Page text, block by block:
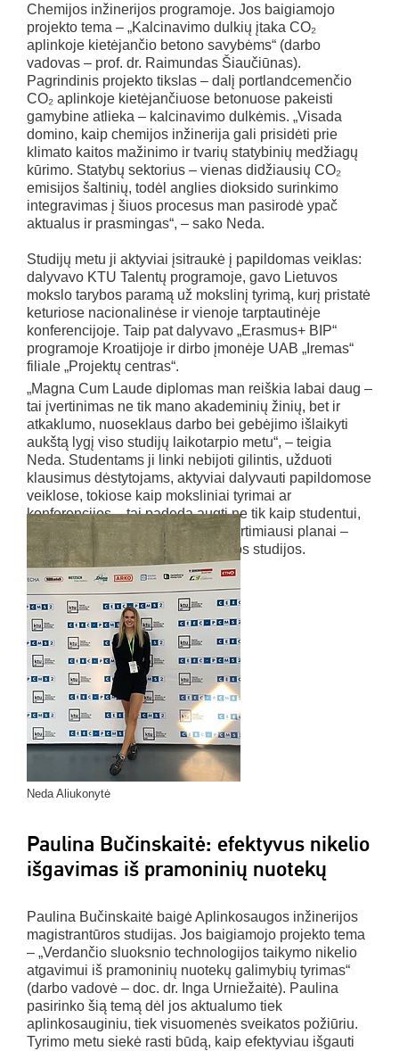
Chemijos inžinerijos programoje. Jos baigiamojo
projekto tema – „Kalcinavimo dulkių įtaka CO₂
aplinkoje kietėjančio betono savybėms“ (darbo
vadovas – prof. dr. Raimundas Šiaučiūnas).
Pagrindinis projekto tikslas – dalį portlandcemenčio
CO₂ aplinkoje kietėjančiuose betonuose pakeisti
gamybine atlieka – kalcinavimo dulkėmis. „Visada
domino, kaip chemijos inžinerija gali prisidėti prie
klimato kaitos mažinimo ir tvarių statybinių medžiagų
kūrimo. Statybų sektorius – vienas didžiausių CO₂
emisijos šaltinių, todėl anglies dioksido surinkimo
integravimas į šiuos procesus man pasirodė ypač
aktualus ir prasmingas“, – sako Neda.
Studijų metu ji aktyviai įsitraukė į papildomas veiklas:
dalyvavo KTU Talentų programoje, gavo Lietuvos
mokslo tarybos paramą už mokslinį tyrimą, kurį pristatė
keturiose nacionalinėse ir vienoje tarptautinėje
konferencijoje. Taip pat dalyvavo „Erasmus+ BIP“
programoje Kroatijoje ir dirbo įmonėje UAB „Iremas“
filiale „Projektų centras“.
„Magna Cum Laude diplomas man reiškia labai daug –
tai įvertinimas ne tik mano akademinių žinių, bet ir
atkaklumo, nuoseklaus darbo bei gebėjimo išlaikyti
aukštą lygį viso studijų laikotarpio metu“, – teigia
Neda. Studentams ji linki nebijoti gilintis, užduoti
klausimus dėstytojams, aktyviai dalyvauti papildomose
veiklose, tokiose kaip moksliniai tyrimai ar
konferencijos – tai padeda augti ne tik kaip studentui,
bet ir kaip būsimam specialistui. Artimiausi planai –
praktika pramonėje ir doktorantūros studijos.
Neda Aliukonytė
Paulina Bučinskaitė: efektyvus nikelio
išgavimas iš pramoninių nuotekų
Paulina Bučinskaitė baigė Aplinkosaugos inžinerijos
magistrantūros studijas. Jos baigiamojo projekto tema
– „Verdančio sluoksnio technologijos taikymo nikelio
atgavimui iš pramoninių nuotekų galimybių tyrimas“
(darbo vadovė – doc. dr. Inga Urniežaitė). Paulina
pasirinko šią temą dėl jos aktualumo tiek
aplinkosauginiu, tiek visuomenės sveikatos požiūriu.
Tyrimo metu siekė rasti būdą, kaip efektyviau išgauti